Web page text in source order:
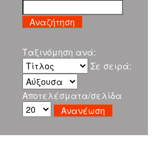
Ταξινόμηση ανά:
Σε σειρά:
Αποτελέσματα/σελίδα